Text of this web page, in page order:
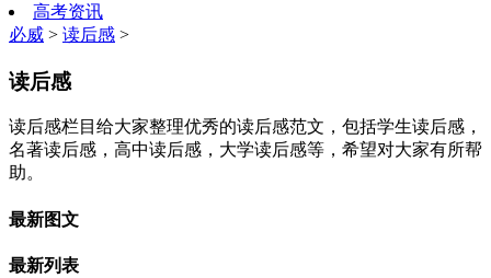
高考资讯
必威 > 读后感 >
读后感
读后感栏目给大家整理优秀的读后感范文，包括学生读后感，
名著读后感，高中读后感，大学读后感等，希望对大家有所帮
助。
最新图文
最新列表